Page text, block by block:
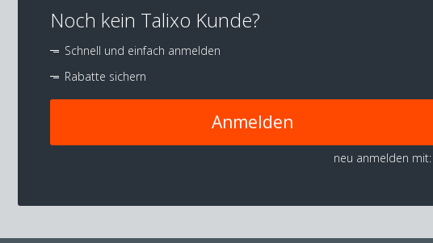
Noch kein Talixo Kunde?
Schnell und einfach anmelden
Rabatte sichern
Anmelden
neu anmelden mit: